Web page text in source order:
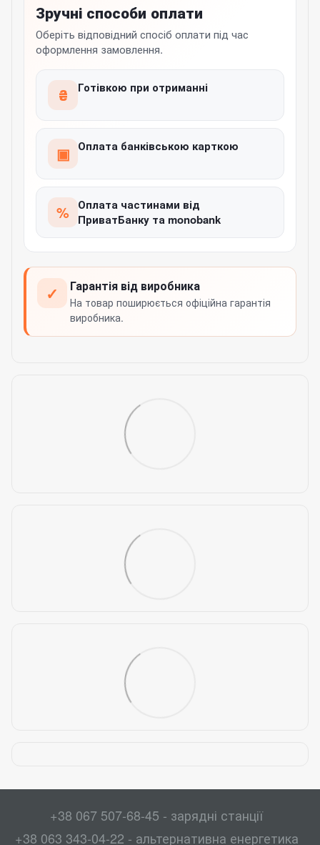
Зручні способи оплати
Оберіть відповідний спосіб оплати під час
оформлення замовлення.
₴ Готівкою при отриманні
▣ Оплата банківською карткою
% Оплата частинами від
ПриватБанку та monobank
✓ Гарантія від виробника
На товар поширюється офіційна гарантія
виробника.
+38 067 507-68-45 - зарядні станції
+38 063 343-04-22 - альтернативна енергетика